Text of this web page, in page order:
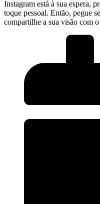
Instagram está à sua espera,
toque pessoal. Então, pegue
compartilhe a sua visão com